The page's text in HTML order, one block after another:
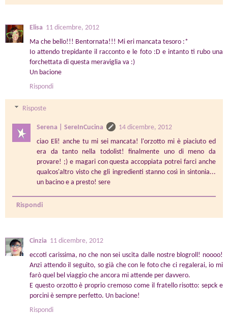
Elisa 11 dicembre, 2012
Ma che bello!!! Bentornata!!! Mi eri mancata tesoro :*
Io attendo trepidante il racconto e le foto :D e intanto ti rubo una
forchettata di questa meraviglia va :)
Un bacione
Rispondi
Risposte
Serena | SereInCucina
14 dicembre, 2012
ciao Eli! anche tu mi sei mancata! l'orzotto mi è piaciuto ed
era da tanto nella todolist! finalmente uno di meno da
provare! ;) e magari con questa accoppiata potrei farci anche
qualcos'altro visto che gli ingredienti stanno così in sintonia...
un bacino e a presto! sere
Rispondi
Cinzia 11 dicembre, 2012
eccoti carissima, no che non sei uscita dalle nostre blogroll! noooo!
Anzi attendo il seguito, so già che con le foto che ci regalerai, io mi
farò quel bel viaggio che ancora mi attende per davvero.
E questo orzotto è proprio cremoso come il fratello risotto: sepck e
porcini è sempre perfetto. Un bacione!
Rispondi